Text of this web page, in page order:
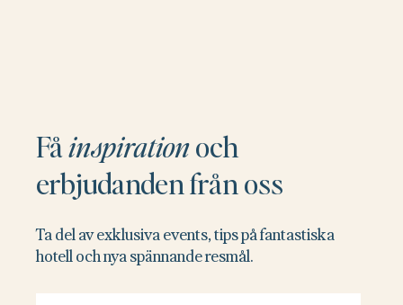
Fåinspirationoch
erbjudanden från oss
Ta del av exklusiva events, tips på fantastiska
hotell och nya spännande resmål.